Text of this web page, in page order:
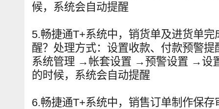
候，系统会自动提醒
5.畅捷通T+系统中，销货单及进货单
醒？处理方式：设置收款、付款预警
系统管理 →帐套设置 →预警设置 →设
的时候，系统会自动提醒
6.畅捷通T+系统中，销售订单制作保